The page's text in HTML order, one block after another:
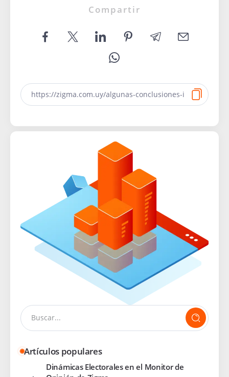
Compartir
Artículos populares
Dinámicas Electorales en el Monitor de